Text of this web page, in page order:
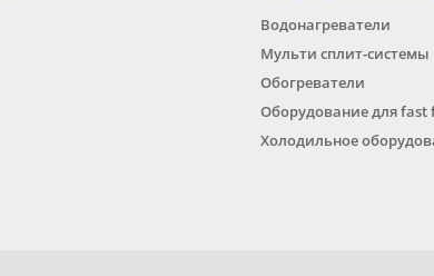
Водонагреватели
Мульти сплит-системы
Обогреватели
Оборудование для fast
Холодильное